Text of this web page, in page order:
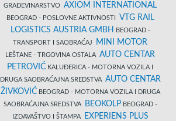
GRAĐEVINARSTVO AXIOM INTERNATIONAL
BEOGRAD - POSLOVNE AKTIVNOSTI VTG RAIL
LOGISTICS AUSTRIA GMBH
BEOGRAD -
TRANSPORT I SAOBRAĆAJ
MINI MOTOR
LEŠTANE - TRGOVINA OSTALA AUTO CENTAR
PETROVIĆ KALUĐERICA - MOTORNA VOZILA I
DRUGA SAOBRAĆAJNA SREDSTVA AUTO CENTAR
ŽIVKOVIĆBEOGRAD - MOTORNA VOZILA I DRUGA
SAOBRAĆAJNA SREDSTVA
BEOKOLPBEOGRAD -
IZDAVAŠTVO I ŠTAMPA
EXPERIENS PLUS